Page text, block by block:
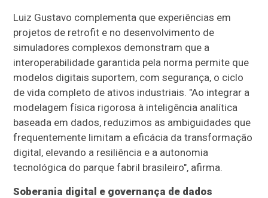
​Luiz Gustavo complementa que experiências em
projetos de retrofit e no desenvolvimento de
simuladores complexos demonstram que a
interoperabilidade garantida pela norma permite que
modelos digitais suportem, com segurança, o ciclo
de vida completo de ativos industriais. "Ao integrar a
modelagem física rigorosa à inteligência analítica
baseada em dados, reduzimos as ambiguidades que
frequentemente limitam a eficácia da transformação
digital, elevando a resiliência e a autonomia
tecnológica do parque fabril brasileiro", afirma.
Soberania digital e governança de dados